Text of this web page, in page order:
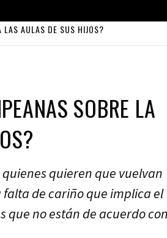
LAS AULAS DE SUS HIJOS?
SOBRE LA
quieren que vuelvan
falta de cariño que implica el
que no están de acuerdo